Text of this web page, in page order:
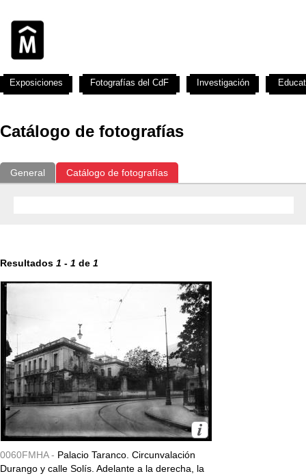
Catálogo de fotografías
General Catálogo de fotografías
Resultados 1 - 1 de 1
0060FMHA - Palacio Taranco. Circunvalación
Durango y calle Solís. Adelante a la derecha, la
Exposiciones Fotografías del CdF Investigación